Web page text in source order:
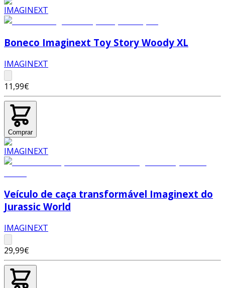
Boneco Imaginext Toy Story Woody XL
IMAGINEXT
11,99€
Comprar
Veículo de caça transformável Imaginext do
Jurassic World
IMAGINEXT
29,99€